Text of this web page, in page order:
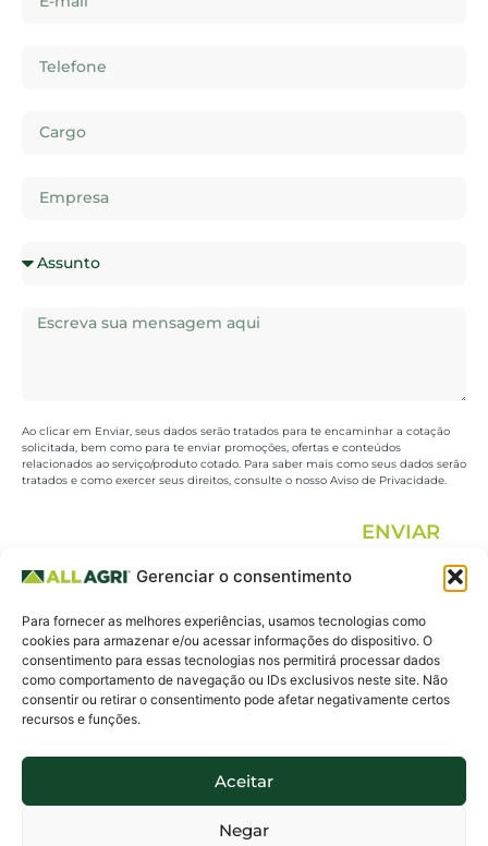
Gerenciar o consentimento
Para fornecer as melhores experiências, usamos tecnologias como
cookies para armazenar e/ou acessar informações do dispositivo. O
consentimento para essas tecnologias nos permitirá processar dados
como comportamento de navegação ou IDs exclusivos neste site. Não
consentir ou retirar o consentimento pode afetar negativamente certos
recursos e funções.
Aceitar
Negar
Ao clicar em Enviar, seus dados serão tratados para te encaminhar a cotação
solicitada, bem como para te enviar promoções, ofertas e conteúdos
relacionados ao serviço/produto cotado. Para saber mais como seus dados serão
tratados e como exercer seus direitos, consulte o nosso Aviso de Privacidade.
ENVIAR
All Agri.
Agricultura
para todos.
Fale
conosco19 3213.0270
Whatsapp 19
99619.7939
Legais
Termo de Uso